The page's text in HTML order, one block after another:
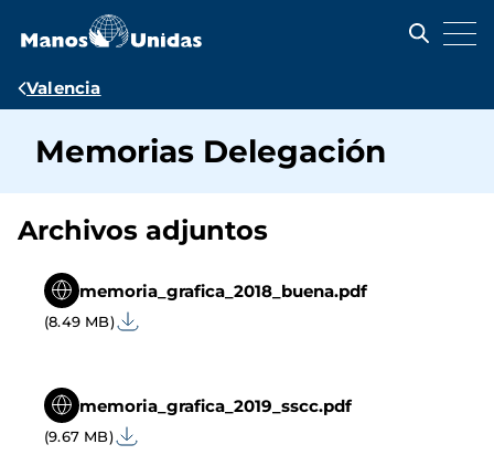
contenido
Ruta
navegación
Valencia
Memorias Delegación
Archivos adjuntos
memoria_grafica_2018_buena.pdf
(8.49 MB)
memoria_grafica_2019_sscc.pdf
(9.67 MB)